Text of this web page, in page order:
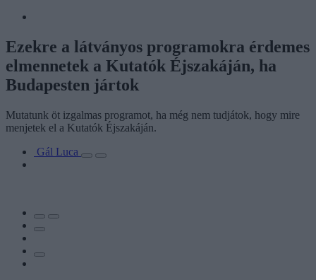
Ezekre a látványos programokra érdemes
elmennetek a Kutatók Éjszakáján, ha
Budapesten jártok
Mutatunk öt izgalmas programot, ha még nem tudjátok, hogy mire
menjetek el a Kutatók Éjszakáján.
Gál Luca